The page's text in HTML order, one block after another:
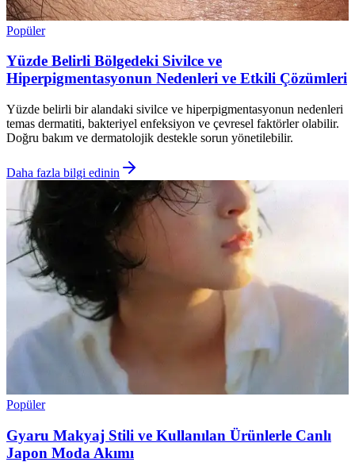
Popüler
Yüzde Belirli Bölgedeki Sivilce ve
Hiperpigmentasyonun Nedenleri ve Etkili Çözümleri
Yüzde belirli bir alandaki sivilce ve hiperpigmentasyonun nedenleri
temas dermatiti, bakteriyel enfeksiyon ve çevresel faktörler olabilir.
Doğru bakım ve dermatolojik destekle sorun yönetilebilir.
Daha fazla bilgi edinin
Popüler
Gyaru Makyaj Stili ve Kullanılan Ürünlerle Canlı
Japon Moda Akımı